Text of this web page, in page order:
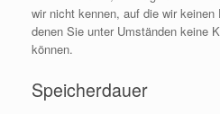
wir nicht kennen, auf die wir
denen Sie unter Umständen keine
können.
Speicherdauer